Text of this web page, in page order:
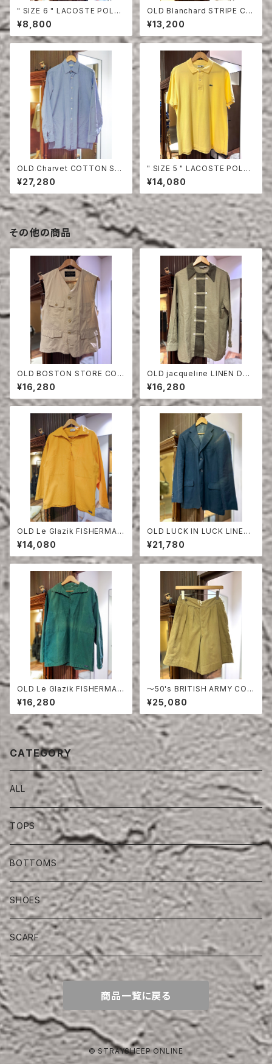
" SIZE 6 " LACOSTE POLO
SHIRT RED
¥8,800
OLD Blanchard STRIPE CO
TTON HALF SLEEVE SHIRT
¥13,200
OLD Charvet COTTON SHI
RT
¥27,280
" SIZE 5 " LACOSTE POLO
SHIRT YELLOW
¥14,080
その他の商品
OLD BOSTON STORE COT
TON×POLY VEST
¥16,280
OLD jacqueline LINEN DO
UBLE BREASTED SHIRT
¥16,280
OLD Le Glazik FISHERMAN
SMOCK
¥14,080
OLD LUCK IN LUCK LINEN
TAILORED JACKET
¥21,780
OLD Le Glazik FISHERMAN
SMOCK
¥16,280
〜50's BRITISH ARMY COT
TON DRILL SHORTS
¥25,080
CATEGORY
ALL
TOPS
BOTTOMS
SHOES
SCARF
商品一覧に戻る
© STRAYSHEEP ONLINE